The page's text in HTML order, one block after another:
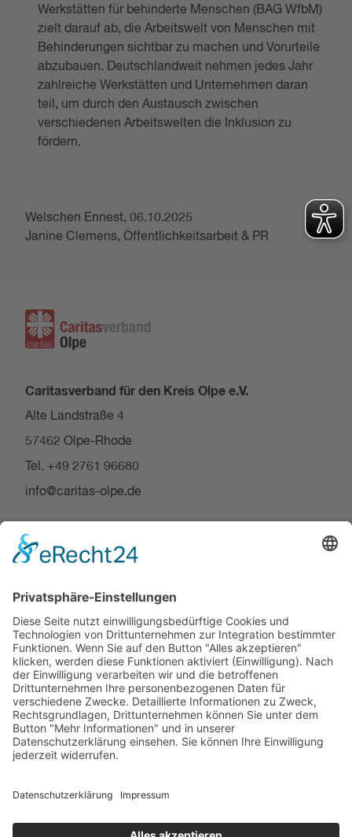
Werkstätten für behinderte Menschen (BAG WfbM)
zielt darauf ab, die Arbeitswelt von Menschen mit
Behinderungen sichtbar zu machen und Vorurteile
abzubauen. Deutschlandweit nehmen jedes Jahr
zahlreiche Werkstätten und Unternehmen daran
teil, um durch den Austausch zwischen
verschiedenen Arbeitswelten die Inklusion zu
fördern.
Welschen Ennest, 06.10.2025
Janine Clemens, Öffentlichkeitsarbeit & PR
Caritasverband für den Kreis Olpe e.V.
Alte Landstraße 4
57462 Olpe-Rhode
Tel. +49 2761 96680
info@caritas-olpe.de
Über uns
Spende & Ehrenamt
Hilfe & Beratung
Startseite
Caritas Deutschland
Impressum
Datenschutz